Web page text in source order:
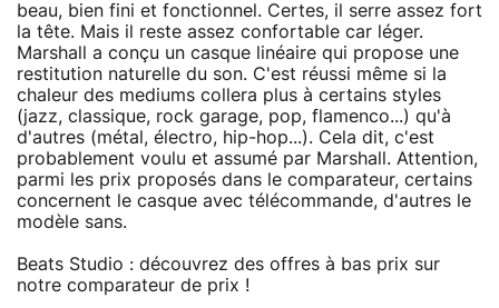
beau, bien fini et fonctionnel. Certes, il serre assez fort
la tête. Mais il reste assez confortable car léger.
Marshall a conçu un casque linéaire qui propose une
restitution naturelle du son. C'est réussi même si la
chaleur des mediums collera plus à certains styles
(jazz, classique, rock garage, pop, flamenco...) qu'à
d'autres (métal, électro, hip-hop...). Cela dit, c'est
probablement voulu et assumé par Marshall. Attention,
parmi les prix proposés dans le comparateur, certains
concernent le casque avec télécommande, d'autres le
modèle sans.
Beats Studio : découvrez des offres à bas prix sur
notre comparateur de prix !